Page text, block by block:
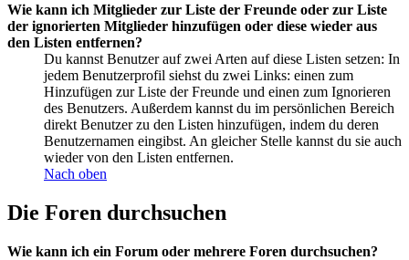
Wie kann ich Mitglieder zur Liste der Freunde oder zur Liste
der ignorierten Mitglieder hinzufügen oder diese wieder aus
den Listen entfernen?
Du kannst Benutzer auf zwei Arten auf diese Listen setzen: In
jedem Benutzerprofil siehst du zwei Links: einen zum
Hinzufügen zur Liste der Freunde und einen zum Ignorieren
des Benutzers. Außerdem kannst du im persönlichen Bereich
direkt Benutzer zu den Listen hinzufügen, indem du deren
Benutzernamen eingibst. An gleicher Stelle kannst du sie auch
wieder von den Listen entfernen.
Nach oben
Die Foren durchsuchen
Wie kann ich ein Forum oder mehrere Foren durchsuchen?